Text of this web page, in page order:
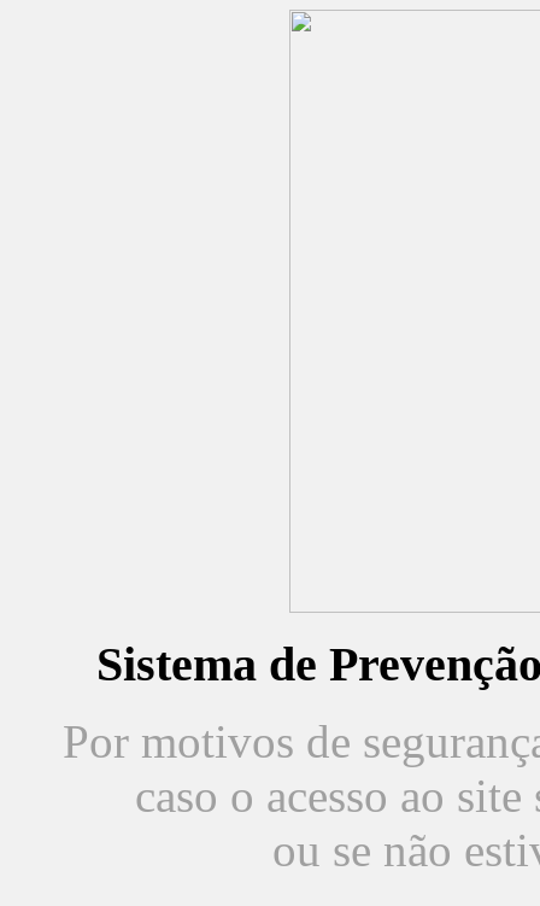
Sistema de
Por motivos de
caso o acesso ao
ou se não